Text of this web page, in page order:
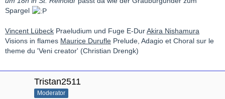
Spargel
Vincent Lübeck Praeludium und Fuge E-DurAkira Nishamura
Visions in flames Maurice Durufle Prelude, Adagio et Choral sur le
theme du 'Veni creator' (Christian Drengk)
Tristan2511
Moderator